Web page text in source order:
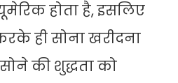
होता है, इसलिए
ही सोना खरीदना
की शुद्धता को